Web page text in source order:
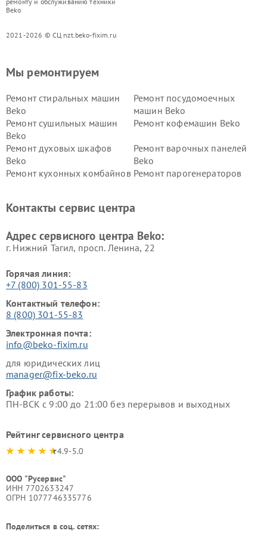
Beko
2021-2026 © СЦ nzt.beko-fixim.ru
Мы ремонтируем
Ремонт стиральных машин
Beko
Ремонт посудомоечных
машин Beko
Ремонт сушильных машин
Beko
Ремонт кофемашин Beko
Ремонт духовых шкафов
Beko
Ремонт варочных панелей
Beko
Ремонт кухонных комбайнов Ремонт парогенераторов
Ремонт холодильников Beko Ремонт морозильных камер
Контакты сервис центра
Адрес сервисного центра Beko:
г. Нижний Тагил, просп. Ленина, 22
Горячая линия:
+7 (800) 301-55-83
Контактный телефон:
8 (800) 301-55-83
Электронная почта:
info@beko-fixim.ru
для юридических лиц
manager@fix-beko.ru
График работы:
ПН-ВСК с 9:00 до 21:00 без перерывов и выходных
Рейтинг сервисного центра
4.9-5.0
ООО "Русервис"
ИНН 7702633247
ОГРН 1077746335776
Поделиться в соц. сетях: